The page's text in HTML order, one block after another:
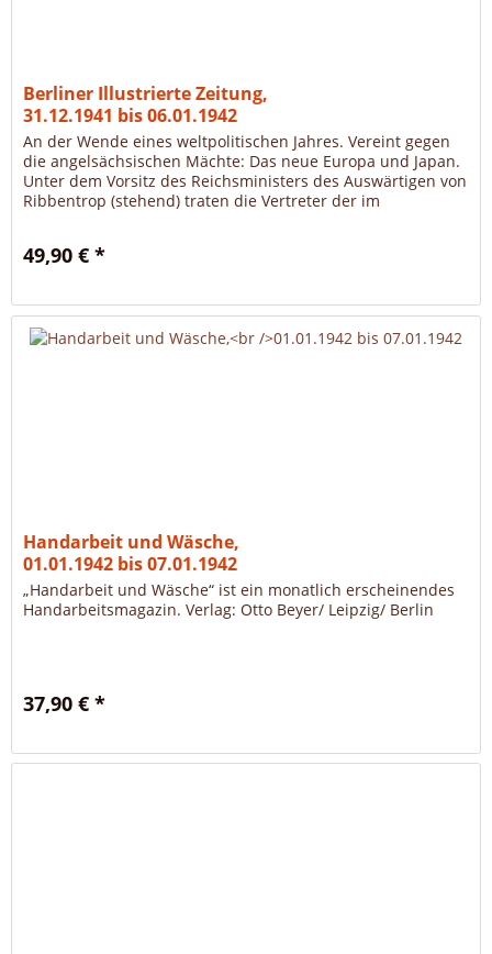
Berliner Illustrierte Zeitung,
31.12.1941 bis 06.01.1942
An der Wende eines weltpolitischen Jahres. Vereint gegen
die angelsächsischen Mächte: Das neue Europa und Japan.
Unter dem Vorsitz des Reichsministers des Auswärtigen von
Ribbentrop (stehend) traten die Vertreter der im
49,90 € *
Handarbeit und Wäsche,
01.01.1942 bis 07.01.1942
„Handarbeit und Wäsche“ ist ein monatlich erscheinendes
Handarbeitsmagazin. Verlag: Otto Beyer/ Leipzig/ Berlin
37,90 € *